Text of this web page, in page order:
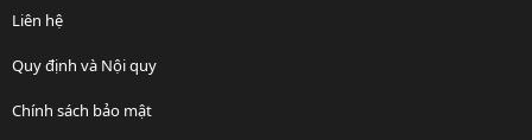
Liên hệ
Quy định và Nội quy
Chính sách bảo mật